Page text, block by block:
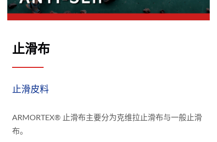
止滑布
止滑皮料
ARMORTEX® 止滑布主要分为克维拉止滑布与一般止滑
布。